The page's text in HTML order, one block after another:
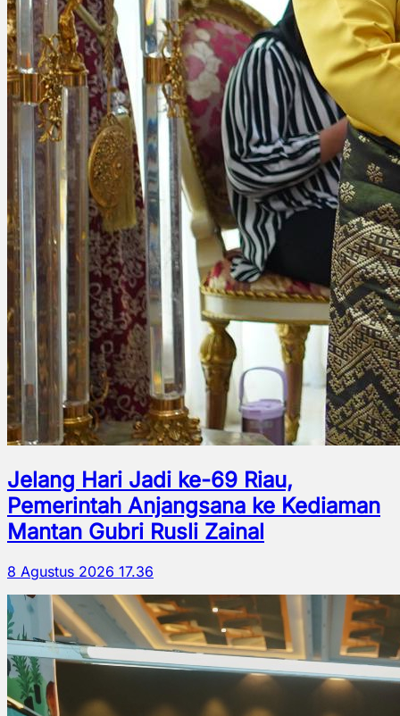
Jelang Hari Jadi ke-69 Riau,
Pemerintah Anjangsana ke Kediaman
Mantan Gubri Rusli Zainal
8 Agustus 2026 17.36